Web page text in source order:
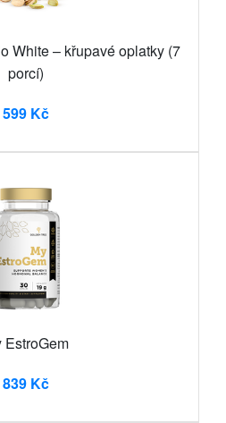
White – křupavé oplatky (7
porcí)
599 Kč
EstroGem
839 Kč